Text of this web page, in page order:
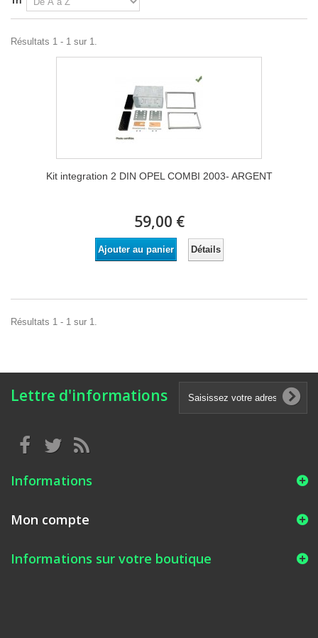
Résultats 1 - 1 sur 1.
Kit integration 2 DIN OPEL COMBI 2003- ARGENT
59,00 €
Ajouter au panier Détails
Résultats 1 - 1 sur 1.
Lettre d'informations
Informations
Mon compte
Informations sur votre boutique